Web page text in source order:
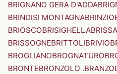
BRIGNANO GERA D'ADDA
BRINDISI MONTAGNABRINZIO
BRIOSCOBRISIGHELLA
BRISSOGNEBRITTOLIBRIVIO
BROGLIANOBROGNATURO
BRONTEBRONZOLO